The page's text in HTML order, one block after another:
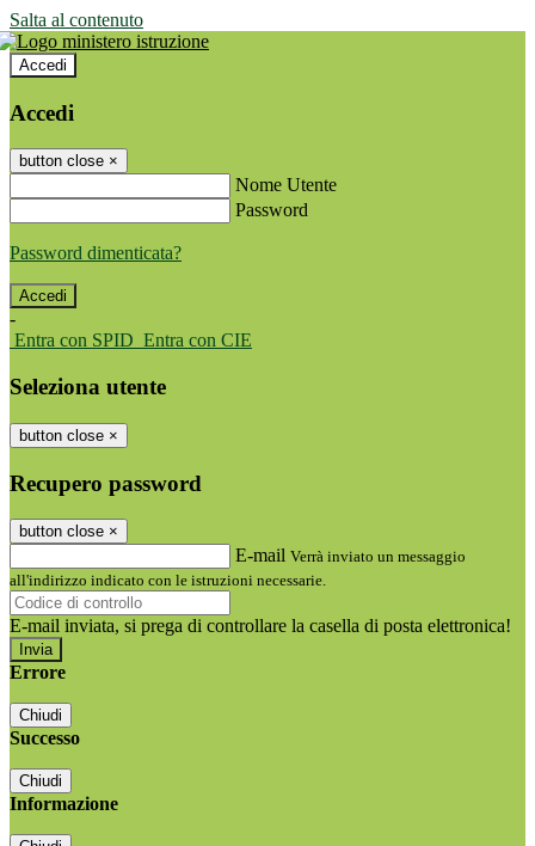
Salta al contenuto
Accedi
Accedi
button close ×
Nome Utente
Password
Password dimenticata?
-
Entra con SPID Entra con CIE
Seleziona utente
button close ×
Recupero password
button close ×
E-mail Verrà inviato un messaggio
all'indirizzo indicato con le istruzioni necessarie.
E-mail inviata, si prega di controllare la casella di posta elettronica!
Errore
Chiudi
Successo
Chiudi
Informazione